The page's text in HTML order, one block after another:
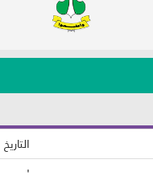
التاريخ